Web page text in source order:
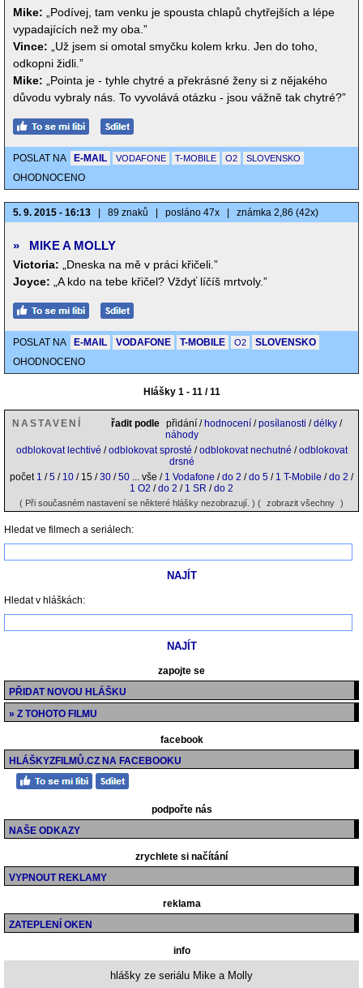
Mike:
„Podívej, tam venku je spousta chlapů chytřejších a lépe
vypadajících než my oba.”
Vince:
„Už jsem si omotal smyčku kolem krku. Jen do toho,
odkopni židli.”
Mike:
„Pointa je - tyhle chytré a překrásné ženy si z nějakého
důvodu vybraly nás. To vyvolává otázku - jsou vážně tak chytré?”
POSLAT NA E-MAIL VODAFONE T-MOBILE O2 SLOVENSKO
OHODNOCENO
5. 9. 2015 - 16:13 89 znaků posláno 47x známka 2,86 (42x)
» MIKE A MOLLY
Victoria:
„Dneska na mě v práci křičeli.”
Joyce:
„A kdo na tebe křičel? Vždyť líčíš mrtvoly.”
POSLAT NA E-MAIL VODAFONE T-MOBILE O2
SLOVENSKO
OHODNOCENO
Hlášky 1 - 11 / 11
NASTAVENÍ řadit podle přidání / hodnocení /posílanosti /délky /
náhody
odblokovat lechtivé /odblokovat sprosté /odblokovat nechutné /odblokovat
drsné
počet 1 /5 / 10 / 15 /30 /50 ... vše / 1 Vodafone /do 2 /do 5 / 1 T-Mobile /do 2 /
1 O2 /do 2 / 1 SR /do 2
( Při současném nastavení se některé hlášky nezobrazují. ) ( zobrazit všechny )
Hledat ve filmech a seriálech:
Hledat v hláškách:
zapojte se
PŘIDAT NOVOU HLÁŠKU
» Z TOHOTO FILMU
facebook
HLÁŠKYZFILMŮ.CZ NA FACEBOOKU
podpořte nás
NAŠE ODKAZY
zrychlete si načítání
VYPNOUT REKLAMY
reklama
ZATEPLENÍ OKEN
info
hlášky ze seriálu Mike a Molly